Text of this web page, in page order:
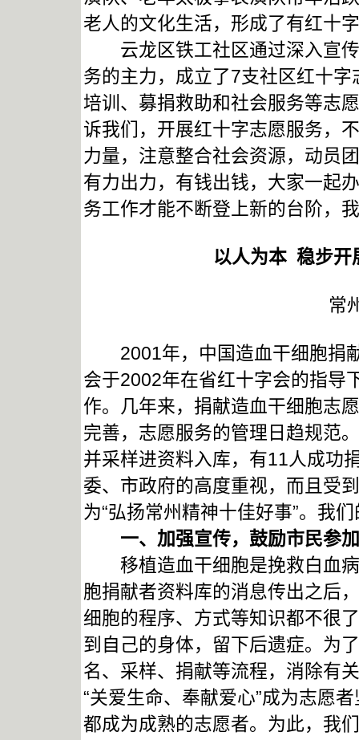
老人的文化生活，形成了有红十
云龙区铁工社区通过深入宣传
务的主力，成立了7支社区红十
培训、募捐救助和社会服务等志
诉我们，开展红十字志愿服务，
力量，注意整合社会资源，动员
有力出力，有钱出钱，大家一起
务工作才能不断登上新的台阶，
以人为本 稳步开
常
2001年，中国造血干细胞捐献
会于2002年在省红十字会的指导
作。几年来，捐献造血干细胞志
完善，志愿服务的管理日趋规范
并采样进资料入库，有11人成功
委、市政府的高度重视，而且受
为“弘扬常州精神十佳好事”。我
一、加强宣传，鼓励市民参加
移植造血干细胞是挽救白血病
胞捐献者资料库的消息传出之后
细胞的程序、方式等知识都不很
到自己的身体，留下后遗症。为
名、采样、捐献等流程，消除有
“关爱生命、奉献爱心”成为志愿
都成为成熟的志愿者。为此，我